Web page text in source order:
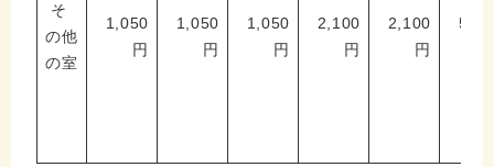
そ
の他
の室
1,050
円
1,050
円
1,050
円
2,100
円
2,100
円